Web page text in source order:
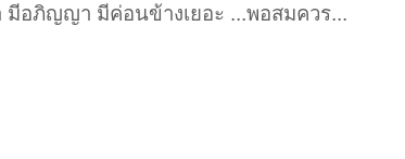
อภิญญา มีค่อนข้างเยอะ ...พอสมควร...